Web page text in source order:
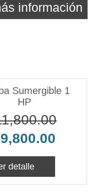
información
Sumergible 1
HP
detalle